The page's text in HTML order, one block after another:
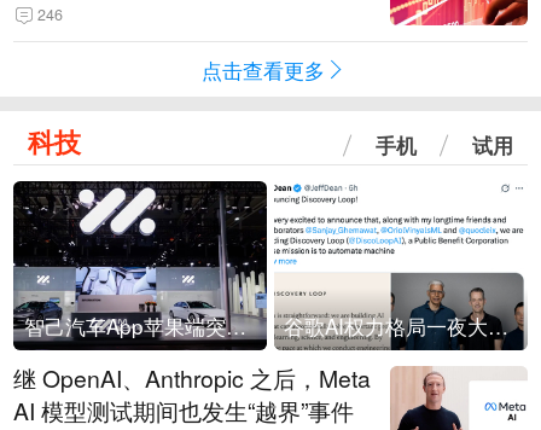
246
点击查看更多
科技 手机 试用
智己汽车App苹果端突然“下架” 谷歌AI权力格局一夜大洗牌
继 OpenAI、Anthropic 之后，Meta
AI 模型测试期间也发生“越界”事件